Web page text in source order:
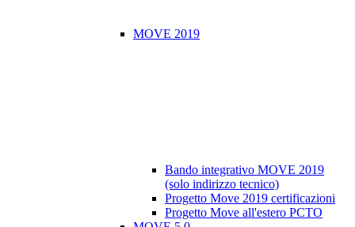
MOVE 2019
Bando integrativo MOVE 2019
(solo indirizzo tecnico)
Progetto Move 2019 certificazioni
Progetto Move all'estero PCTO